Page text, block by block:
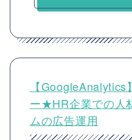
【
ー★HR企業での人
ムの広告運用